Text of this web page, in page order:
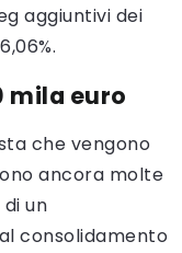
aggiuntivi dei
mila euro
che vengono
ancora molte
un
consolidamento